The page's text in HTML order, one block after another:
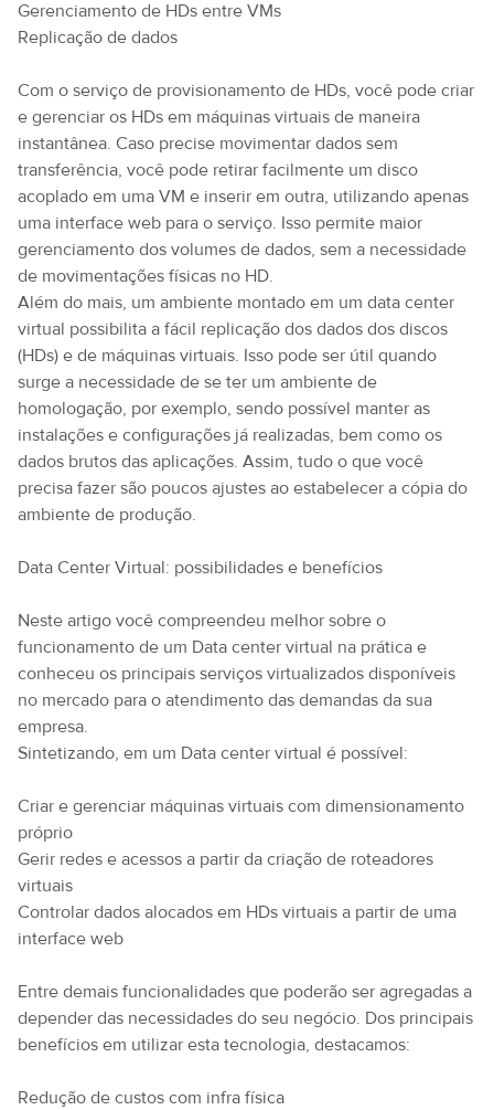
Gerenciamento de HDs entre VMs
Replicação de dados
Com o serviço de provisionamento de HDs, você pode criar
e gerenciar os HDs em máquinas virtuais de maneira
instantânea. Caso precise movimentar dados sem
transferência, você pode retirar facilmente um disco
acoplado em uma VM e inserir em outra, utilizando apenas
uma interface web para o serviço. Isso permite maior
gerenciamento dos volumes de dados, sem a necessidade
de movimentações físicas no HD.
Além do mais, um ambiente montado em um data center
virtual possibilita a fácil replicação dos dados dos discos
(HDs) e de máquinas virtuais. Isso pode ser útil quando
surge a necessidade de se ter um ambiente de
homologação, por exemplo, sendo possível manter as
instalações e configurações já realizadas, bem como os
dados brutos das aplicações. Assim, tudo o que você
precisa fazer são poucos ajustes ao estabelecer a cópia do
ambiente de produção.
Data Center Virtual: possibilidades e benefícios
Neste artigo você compreendeu melhor sobre o
funcionamento de um Data center virtual na prática e
conheceu os principais serviços virtualizados disponíveis
no mercado para o atendimento das demandas da sua
empresa.
Sintetizando, em um Data center virtual é possível:
Criar e gerenciar máquinas virtuais com dimensionamento
próprio
Gerir redes e acessos a partir da criação de roteadores
virtuais
Controlar dados alocados em HDs virtuais a partir de uma
interface web
Entre demais funcionalidades que poderão ser agregadas a
depender das necessidades do seu negócio. Dos principais
benefícios em utilizar esta tecnologia, destacamos:
Redução de custos com infra física